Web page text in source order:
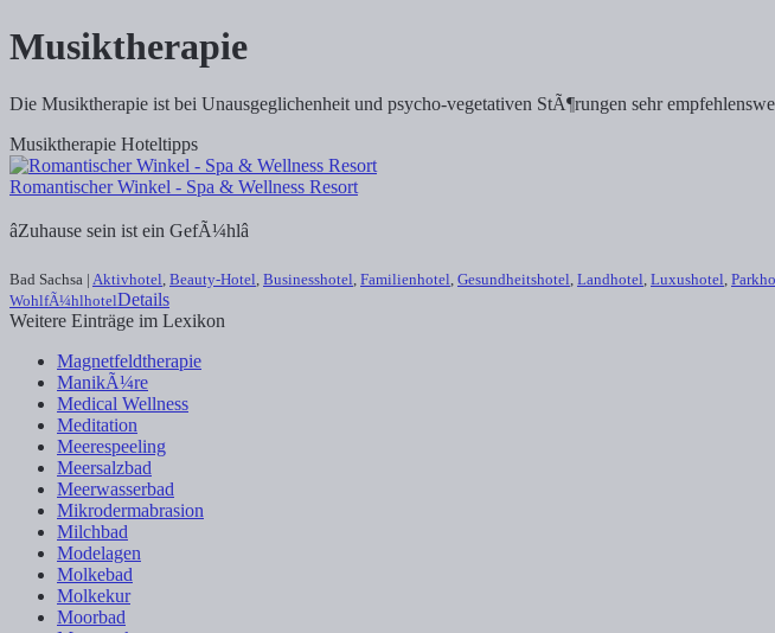
Musiktherapie
Die Musiktherapie ist bei Unausgeglichenheit und psycho-vegetativen StÃ¶rungen sehr
Musiktherapie Hoteltipps
Romantischer Winkel - Spa & Wellness Resort
âZuhause sein ist ein GefÃ¼hlâ
Bad Sachsa | Aktivhotel, Beauty-Hotel, Businesshotel, Familienhotel, Gesundheitshotel, Landhotel, Luxushotel,
WohlfÃ¼hlhotelDetails
Weitere Einträge im Lexikon
Magnetfeldtherapie
ManikÃ¼re
Medical Wellness
Meditation
Meerespeeling
Meersalzbad
Meerwasserbad
Mikrodermabrasion
Milchbad
Modelagen
Molkebad
Molkekur
Moorbad